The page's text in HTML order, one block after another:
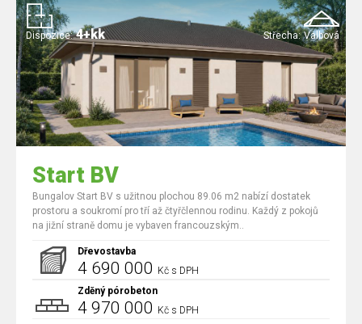
Střecha: Valbová
Dispozice: 4+kk
Start BV
Bungalov Start BV s užitnou plochou 89.06 m2 nabízí dostatek
prostoru a soukromí pro tří až čtyřčlennou rodinu. Každý z pokojů
na jižní straně domu je vybaven francouzským..
Dřevostavba
4 690 000 Kč s DPH
Zděný pórobeton
4 970 000 Kč s DPH